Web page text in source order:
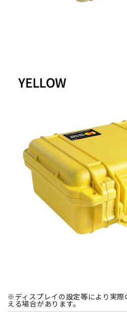
※ディスプレイの設定等により実
える場合があります。